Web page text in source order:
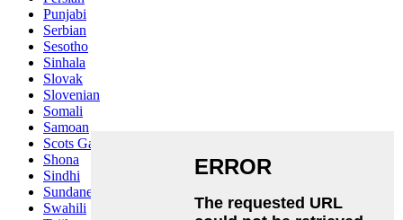
Punjabi
Serbian
Sesotho
Sinhala
Slovak
Slovenian
Somali
Samoan
Scots Gaelic
Shona
Sindhi
Sundanese
Swahili